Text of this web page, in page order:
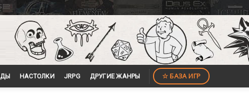
НАСТОЛКИ JRPG ДРУГИЕ ЖАНРЫ ☆ БАЗА ИГР